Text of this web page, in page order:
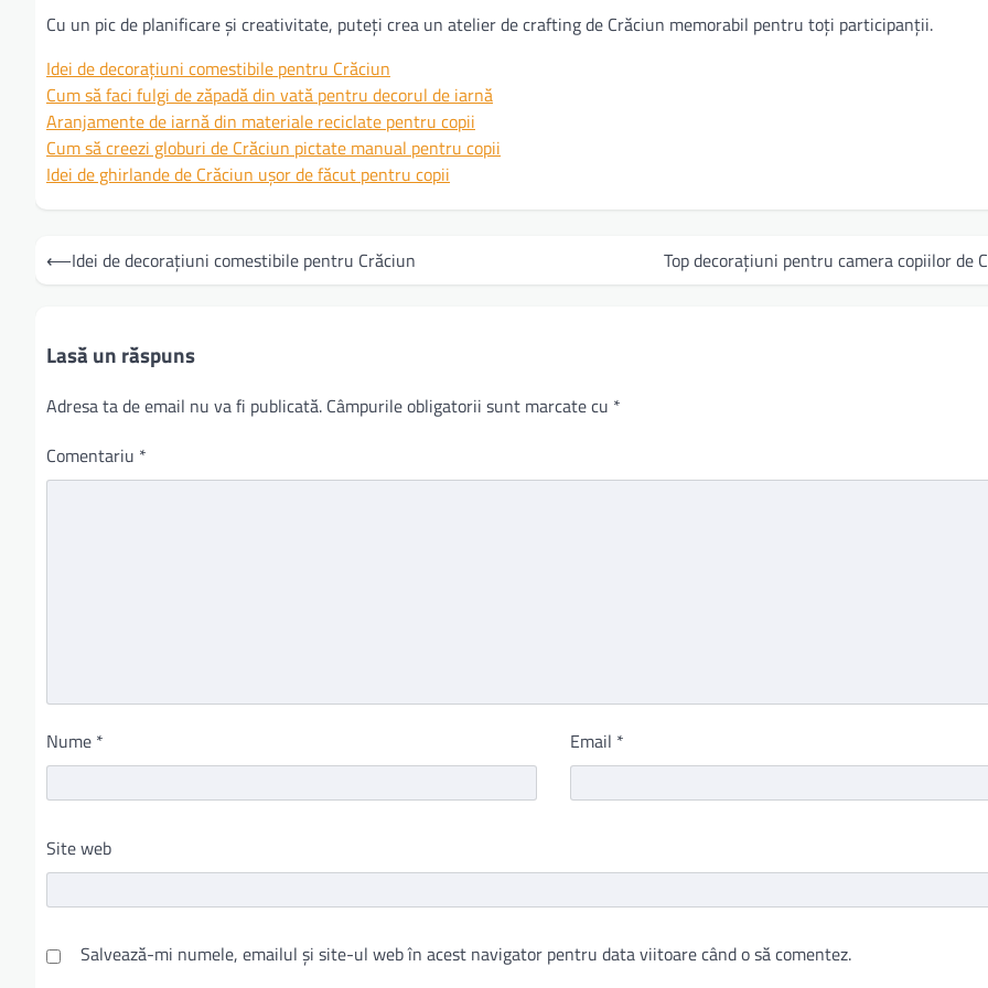
Cu un pic de planificare și creativitate, puteți crea un atelier de crafting de Crăciun memorabil pentru toți participanții.
Idei de decorațiuni comestibile pentru Crăciun
Cum să faci fulgi de zăpadă din vată pentru decorul de iarnă
Aranjamente de iarnă din materiale reciclate pentru copii
Cum să creezi globuri de Crăciun pictate manual pentru copii
Idei de ghirlande de Crăciun ușor de făcut pentru copii
Navigare
în
⟵Idei de decorațiuni comestibile pentru Crăciun Top decorațiuni pentru camera copiilor de
Lasă un răspuns
Adresa ta de email nu va fi publicată. Câmpurile obligatorii sunt marcate cu *
Comentariu *
Nume * Email *
Site web
Salvează-mi numele, emailul și site-ul web în acest navigator pentru data viitoare când o să comentez.